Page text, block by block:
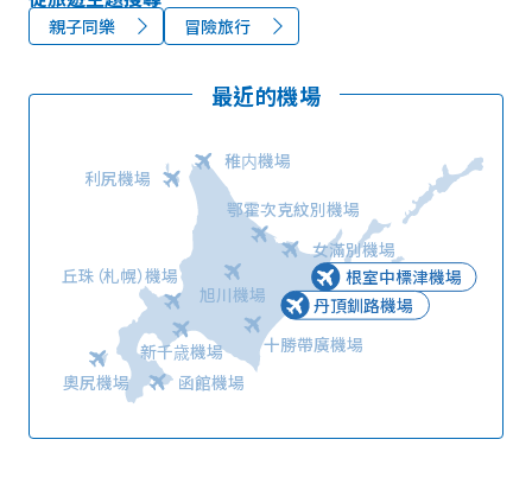
親子同樂 冒險旅行
最近的機場
新千歳機場
丘珠（札幌）機場
函館機場
奧尻機場
旭川機場
稚内機場
利尻機場
鄂霍次克紋別機場
女滿別機場
根室中標津機場
丹頂釧路機場
十勝帶廣機場